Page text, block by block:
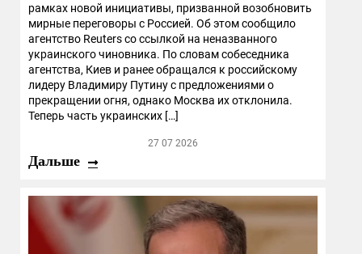
рамках новой инициативы, призванной возобновить
мирные переговоры с Россией. Об этом сообщило
агентство Reuters со ссылкой на неназванного
украинского чиновника. По словам собеседника
агентства, Киев и ранее обращался к российскому
лидеру Владимиру Путину с предложениями о
прекращении огня, однако Москва их отклонила.
Теперь часть украинских […]
27 07 2026
Дальше